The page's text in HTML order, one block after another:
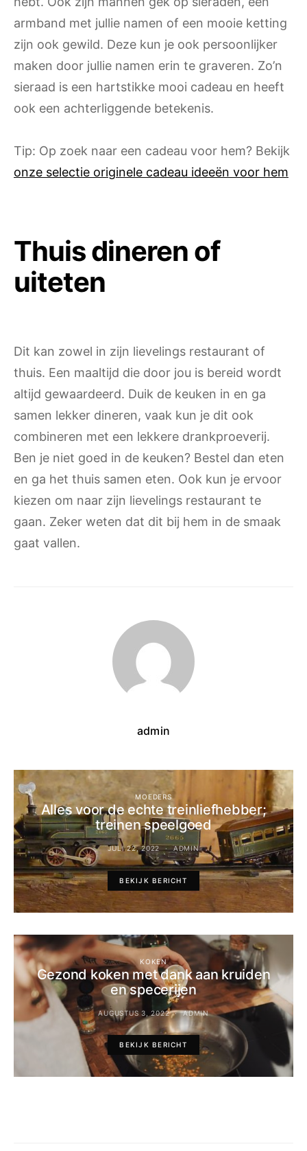
armband met jullie namen of een mooie ketting
zijn ook gewild. Deze kun je ook persoonlijker
maken door jullie namen erin te graveren. Zo’n
sieraad is een hartstikke mooi cadeau en heeft
ook een achterliggende betekenis.
Tip: Op zoek naar een cadeau voor hem? Bekijk
onze selectie originele cadeau ideeën voor hem
Thuis dineren of
uiteten
Dit kan zowel in zijn lievelings restaurant of
thuis. Een maaltijd die door jou is bereid wordt
altijd gewaardeerd. Duik de keuken in en ga
samen lekker dineren, vaak kun je dit ook
combineren met een lekkere drankproeverij.
Ben je niet goed in de keuken? Bestel dan eten
en ga het thuis samen eten. Ook kun je ervoor
kiezen om naar zijn lievelings restaurant te
gaan. Zeker weten dat dit bij hem in de smaak
gaat vallen.
admin
MOEDERS
Alles voor de echte treinliefhebber;
treinen speelgoed
JULI 22, 2022 ADMIN
BEKIJK BERICHT
KOKEN
Gezond koken met dank aan kruiden
en specerijen
AUGUSTUS 3, 2022 ADMIN
BEKIJK BERICHT